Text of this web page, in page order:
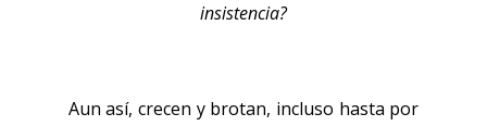
insistencia?
Aun así, crecen y brotan, incluso hasta por